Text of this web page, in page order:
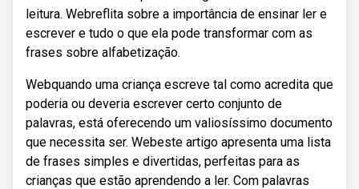
leitura. Webreflita sobre a importância de ensinar ler e
escrever e tudo o que ela pode transformar com as
frases sobre alfabetização.
Webquando uma criança escreve tal como acredita que
poderia ou deveria escrever certo conjunto de
palavras, está oferecendo um valiosíssimo documento
que necessita ser. Webeste artigo apresenta uma lista
de frases simples e divertidas, perfeitas para as
crianças que estão aprendendo a ler. Com palavras